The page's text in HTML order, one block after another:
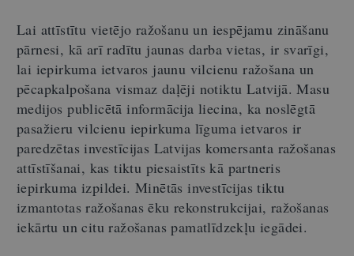
Lai attīstītu vietējo ražošanu un iespējamu zināšanu
pārnesi, kā arī radītu jaunas darba vietas, ir svarīgi,
lai iepirkuma ietvaros jaunu vilcienu ražošana un
pēcapkalpošana vismaz daļēji notiktu Latvijā. Masu
medijos publicētā informācija liecina, ka noslēgtā
pasažieru vilcienu iepirkuma līguma ietvaros ir
paredzētas investīcijas Latvijas komersanta ražošanas
attīstīšanai, kas tiktu piesaistīts kā partneris
iepirkuma izpildei. Minētās investīcijas tiktu
izmantotas ražošanas ēku rekonstrukcijai, ražošanas
iekārtu un citu ražošanas pamatlīdzekļu iegādei.